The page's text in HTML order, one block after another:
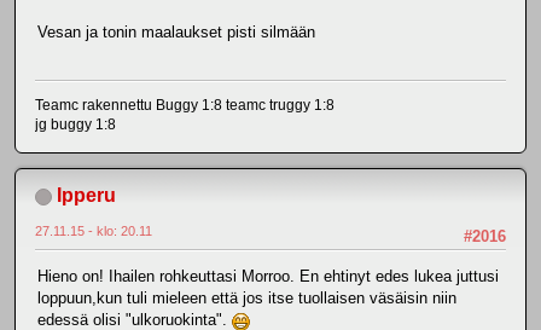
Vesan ja tonin maalaukset pisti silmään
Teamc rakennettu Buggy 1:8 teamc truggy 1:8
jg buggy 1:8
Ipperu
#2016
27.11.15 - klo: 20.11
Hieno on! Ihailen rohkeuttasi Morroo. En ehtinyt edes lukea juttusi
loppuun,kun tuli mieleen että jos itse tuollaisen väsäisin niin
edessä olisi "ulkoruokinta".